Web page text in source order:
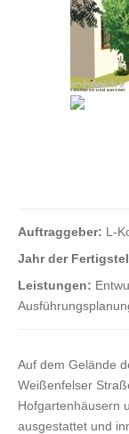
Auftraggeber: L-
Jahr der
Leistungen:
Auf dem Gelände
Weißenfelser
Hofgartenhäusern
ausgestattet und